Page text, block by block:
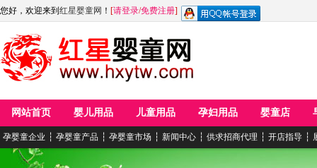
您好，欢迎来到 红星婴童网 ！ [请登录/免费注册]
网站首页 婴儿用品 儿童用品 孕妇用品 婴童店
孕婴童企业 ┆ 孕婴童产品 ┆ 孕婴童市场 ┆ 新闻中心 ┆ 供求招商代理 ┆ 开店指导 ┆